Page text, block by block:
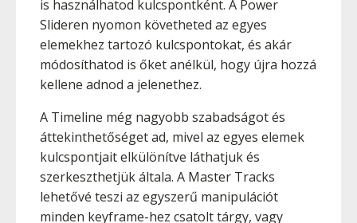
is használhatod kulcspontként. A Power
Slideren nyomon követheted az egyes
elemekhez tartozó kulcspontokat, és akár
módosíthatod is őket anélkül, hogy újra hozzá
kellene adnod a jelenethez.
A Timeline még nagyobb szabadságot és
áttekinthetőséget ad, mivel az egyes elemek
kulcspontjait elkülönítve láthatjuk és
szerkeszthetjük általa. A Master Tracks
lehetővé teszi az egyszerű manipulációt
minden keyframe-hez csatolt tárgy, vagy